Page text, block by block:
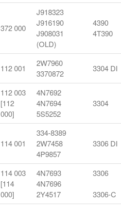
372 000
J918323
J916190
J908031
(OLD)
4390
4T390
112 001
2W7960
3370872
3304 DI
112 003
[112
000]
4N7692
4N7694
5S5252
3304
114 001
334-8389
2W7458
4P9857
3306 DI
114 003
[114
000]
4N7693
4N7696
2Y4517
3306
3306-C